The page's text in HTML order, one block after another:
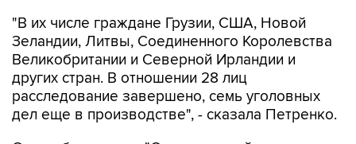
"В их числе граждане Грузии, США, Новой
Зеландии, Литвы, Соединенного Королевства
Великобритании и Северной Ирландии и
других стран. В отношении 28 лиц
расследование завершено, семь уголовных
дел еще в производстве", - сказала Петренко.